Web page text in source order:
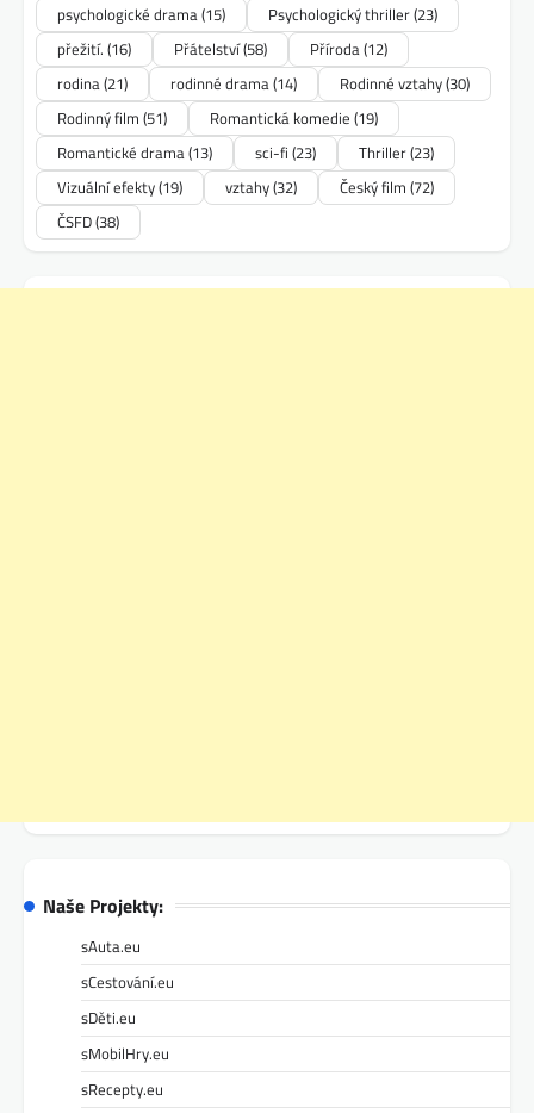
psychologické drama(15) Psychologický thriller(23)
přežití. (16) Přátelství(58) Příroda(12)
rodina(21) rodinné drama(14) Rodinné vztahy(30)
Rodinný film (51) Romantická komedie (19)
Romantické drama(13) sci-fi (23) Thriller(23)
Vizuální efekty(19) vztahy(32) Český film (72)
ČSFD(38)
Naše Projekty:
sAuta.eu
sCestování.eu
sDěti.eu
sMobilHry.eu
sRecepty.eu